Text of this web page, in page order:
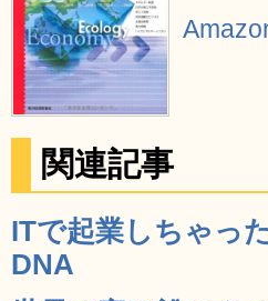
関連記事
ITで起業しちゃっ
DNA